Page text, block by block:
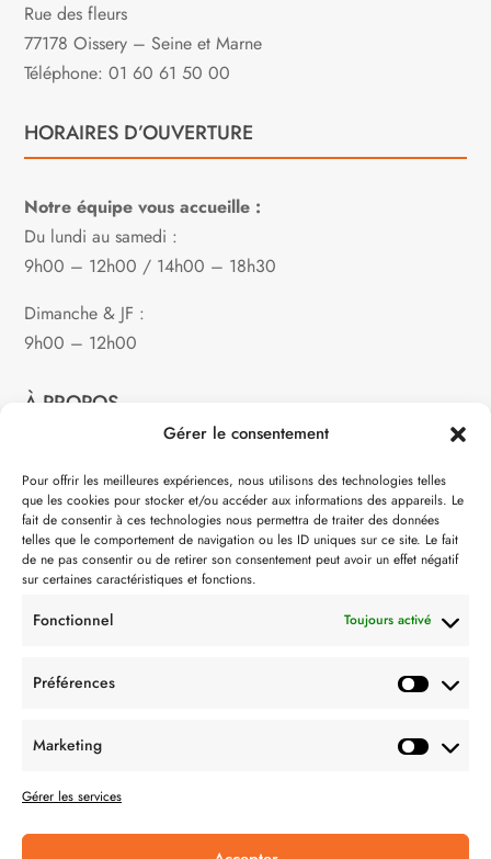
Gérer le consentement
Pour offrir les meilleures expériences, nous utilisons des technologies telles
que les cookies pour stocker et/ou accéder aux informations des appareils. Le
fait de consentir à ces technologies nous permettra de traiter des données
telles que le comportement de navigation ou les ID uniques sur ce site. Le fait
de ne pas consentir ou de retirer son consentement peut avoir un effet négatif
sur certaines caractéristiques et fonctions.
Fonctionnel Toujours activé
Préférences
Marketing
Gérer les services
Rue des fleurs
77178 Oissery – Seine et Marne
Téléphone: 01 60 61 50 00
HORAIRES D’OUVERTURE
Notre équipe vous accueille :
Du lundi au samedi :
9h00 – 12h00 / 14h00 – 18h30
Dimanche & JF :
9h00 – 12h00
À PROPOS
Notre philosophie
Contact
Partenaire de: